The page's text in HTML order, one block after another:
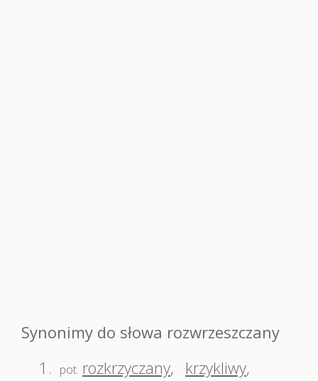
Synonimy do słowa rozwrzeszczany
1.
pot. rozkrzyczany, krzykliwy,